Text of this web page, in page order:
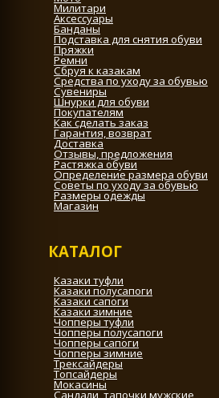
Милитари
Аксессуары
Банданы
Подставка для снятия обуви
Пряжки
Ремни
Сбруя к казакам
Средства по уходу за обувью
Сувениры
Шнурки для обуви
Покупателям
Как сделать заказ
Гарантия, возврат
Доставка
Отзывы, предложения
Растяжка обуви
Определение размера обуви
Советы по уходу за обувью
Размеры одежды
Магазин
КАТАЛОГ
Казаки туфли
Казаки полусапоги
Казаки сапоги
Казаки зимние
Чопперы туфли
Чопперы полусапоги
Чопперы сапоги
Чопперы зимние
Трексайдеры
Топсайдеры
Мокасины
Сандали, тапочки мужские